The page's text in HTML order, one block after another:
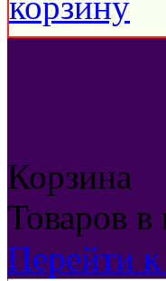
Корзина
Товаров в
Перейти к